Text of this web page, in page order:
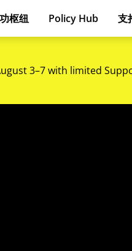
枢纽 Policy Hub 支
3–7 with limited